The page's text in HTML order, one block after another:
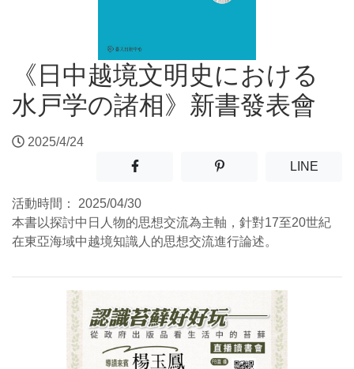
《日中越境文明史における
水戸学の諸相》新書發表會
2025/4/24
分享至facebook(另開新視窗)
分享至噗浪(另開新視窗)
LINE(另開
活動時間：
2025/04/30
本書以探討中日人物的思想交流為主軸，針對17至20世紀
在東亞海域中越境知識人的思想交流進行論述。